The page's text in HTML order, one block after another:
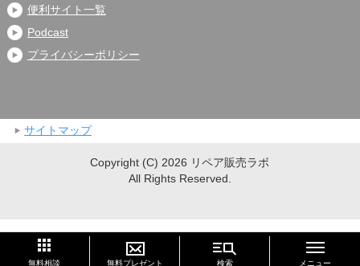
便利サイト一覧
Podcast
プライバシーポリシー
サイトマップ
Copyright (C) 2026 リペア販売ラボ
All Rights Reserved.
このページの先頭へ